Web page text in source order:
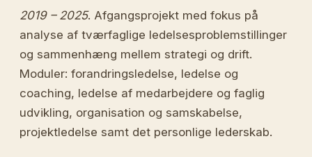
2019 – 2025. Afgangsprojekt med fokus på
analyse af tværfaglige ledelsesproblemstillinger
og sammenhæng mellem strategi og drift.
Moduler: forandringsledelse, ledelse og
coaching, ledelse af medarbejdere og faglig
udvikling, organisation og samskabelse,
projektledelse samt det personlige lederskab.